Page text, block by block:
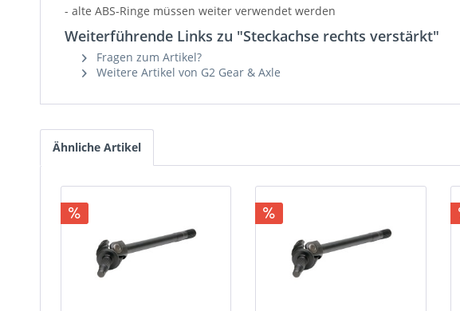
- alte ABS-Ringe müssen weiter verwendet werden
Weiterführende Links zu "Steckachse rechts verstärkt"
Fragen zum Artikel?
Weitere Artikel von G2 Gear & Axle
Ähnliche Artikel